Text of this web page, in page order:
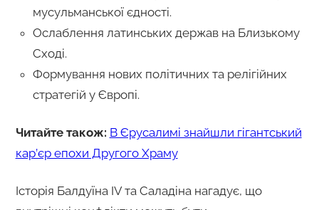
мусульманської єдності.
Ослаблення латинських держав на Близькому
Сході.
Формування нових політичних та релігійних
стратегій у Європі.
Читайте також: В Єрусалимі знайшли гігантський
кар’єр епохи Другого Храму
Історія Балдуїна IV та Саладіна нагадує, що